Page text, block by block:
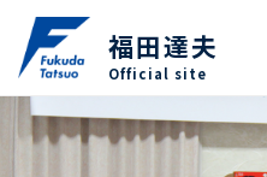
福田達夫
Official site